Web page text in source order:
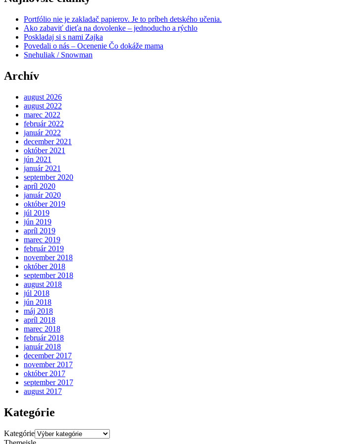
Portfólio nie je zakladač papierov. Je to príbeh detského učenia.
Ako zabaviť dieťa na dovolenke – jednoducho a rýchlo
Poskladaj si s nami Zajka
Povedali o nás – Ocenenie Čo dokáže mama
Snehuliak / Snowman
Archív
august 2026
august 2022
marec 2022
február 2022
január 2022
december 2021
október 2021
jún 2021
január 2021
september 2020
apríl 2020
január 2020
október 2019
júl 2019
jún 2019
apríl 2019
marec 2019
február 2019
november 2018
október 2018
september 2018
august 2018
júl 2018
jún 2018
máj 2018
apríl 2018
marec 2018
február 2018
január 2018
december 2017
november 2017
október 2017
september 2017
august 2017
Kategórie
Kategórie